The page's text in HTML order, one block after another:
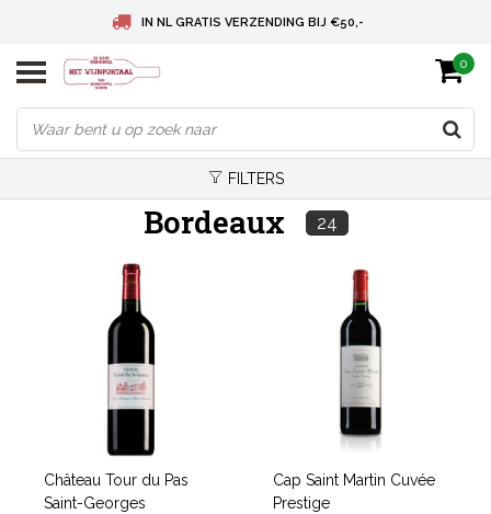
IN NL GRATIS VERZENDING BIJ €50,-
BELGIE GRATIS VERZENDING BIJ € 75
DEUTSCHLAND VERSANDKOSTENFREI AB € 75
0
FILTERS
Bordeaux 24
Château Tour du Pas
Saint-Georges
Cap Saint Martin Cuvée
Prestige